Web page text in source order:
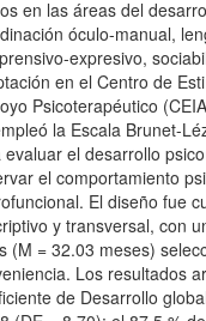
en las áreas del
óculo-manual,
expresivo,
en el Centro de
Psicoterapéutico
la Escala Brunet-
evaluar el desarrollo
el comportamiento
El diseño fue
y transversal, con
(M = 32.03 meses)
Los resultados
de Desarrollo